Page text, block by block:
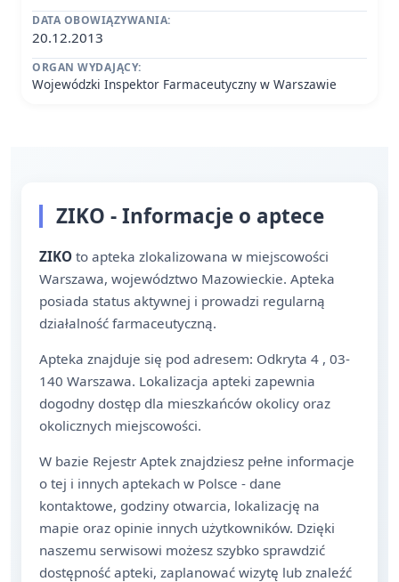
DATA OBOWIĄZYWANIA:
20.12.2013
ORGAN WYDAJĄCY:
Wojewódzki Inspektor Farmaceutyczny w Warszawie
ZIKO - Informacje o aptece
ZIKO to apteka zlokalizowana w miejscowości
Warszawa, województwo Mazowieckie. Apteka
posiada status aktywnej i prowadzi regularną
działalność farmaceutyczną.
Apteka znajduje się pod adresem: Odkryta 4 , 03-
140 Warszawa. Lokalizacja apteki zapewnia
dogodny dostęp dla mieszkańców okolicy oraz
okolicznych miejscowości.
W bazie Rejestr Aptek znajdziesz pełne informacje
o tej i innych aptekach w Polsce - dane
kontaktowe, godziny otwarcia, lokalizację na
mapie oraz opinie innych użytkowników. Dzięki
naszemu serwisowi możesz szybko sprawdzić
dostępność apteki, zaplanować wizytę lub znaleźć